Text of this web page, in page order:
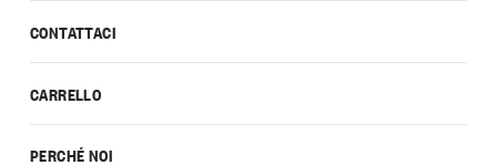
CONTATTACI
CARRELLO
PERCHÉ NOI